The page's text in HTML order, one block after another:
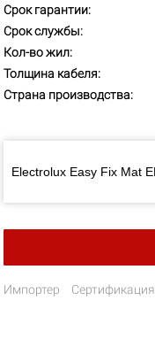
Срок гарантии:
Срок службы:
Кол-во жил:
Толщина кабеля:
Страна производства:
Импортер Сертификация